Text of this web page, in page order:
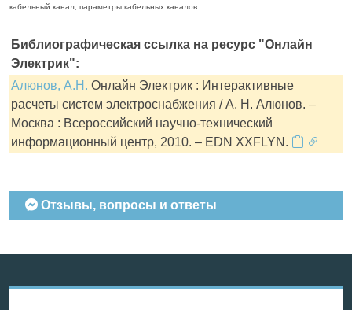
кабельный канал, параметры кабельных каналов
Библиографическая ссылка на ресурс "Онлайн
Электрик":
Алюнов, А.Н. Онлайн Электрик : Интерактивные
расчеты систем электроснабжения / А. Н. Алюнов. –
Москва : Всероссийский научно-технический
информационный центр, 2010. – EDN XXFLYN.
Отзывы, вопросы и ответы